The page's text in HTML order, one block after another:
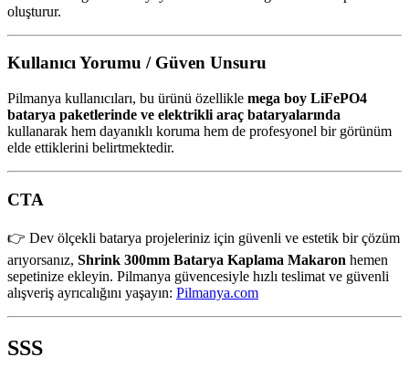
oluşturur.
Kullanıcı Yorumu / Güven Unsuru
Pilmanya kullanıcıları, bu ürünü özellikle mega boy LiFePO4
batarya paketlerinde ve elektrikli araç bataryalarında
kullanarak hem dayanıklı koruma hem de profesyonel bir görünüm
elde ettiklerini belirtmektedir.
CTA
👉 Dev ölçekli batarya projeleriniz için güvenli ve estetik bir çözüm
arıyorsanız, Shrink 300mm Batarya Kaplama Makaron hemen
sepetinize ekleyin. Pilmanya güvencesiyle hızlı teslimat ve güvenli
alışveriş ayrıcalığını yaşayın: Pilmanya.com
SSS